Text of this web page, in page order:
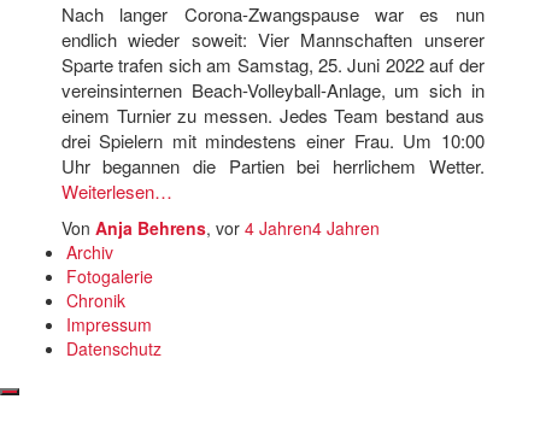
Nach langer Corona-Zwangspause war es nun
endlich wieder soweit: Vier Mannschaften unserer
Sparte trafen sich am Samstag, 25. Juni 2022 auf der
vereinsinternen Beach-Volleyball-Anlage, um sich in
einem Turnier zu messen. Jedes Team bestand aus
drei Spielern mit mindestens einer Frau. Um 10:00
Uhr begannen die Partien bei herrlichem Wetter.
Weiterlesen…
Von Anja Behrens, vor 4 Jahren4 Jahren
Archiv
Fotogalerie
Chronik
Impressum
Datenschutz